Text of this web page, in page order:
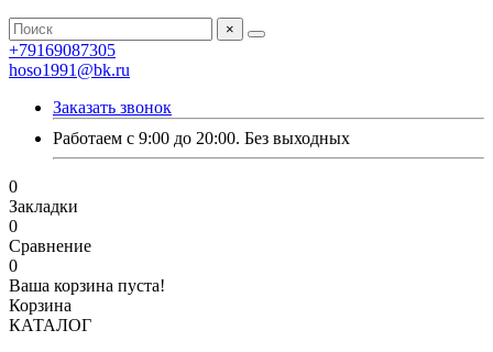
×
+79169087305
hoso1991@bk.ru
Заказать звонок
Работаем с 9:00 до 20:00. Без выходных
0
Закладки
0
Сравнение
0
Ваша корзина пуста!
Корзина
КАТАЛОГ